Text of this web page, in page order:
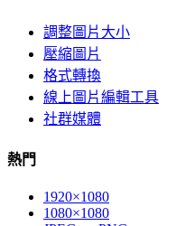
調整圖片大小
壓縮圖片
格式轉換
線上圖片編輯工具
社群媒體
熱門
1920×1080
1080×1080